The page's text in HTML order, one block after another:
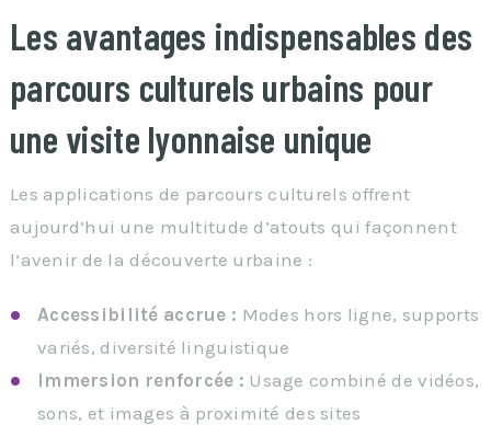
Les avantages indispensables des
parcours culturels urbains pour
une visite lyonnaise unique
Les applications de parcours culturels offrent
aujourd’hui une multitude d’atouts qui façonnent
l’avenir de la découverte urbaine :
Accessibilité accrue : Modes hors ligne, supports
variés, diversité linguistique
Immersion renforcée : Usage combiné de vidéos,
sons, et images à proximité des sites